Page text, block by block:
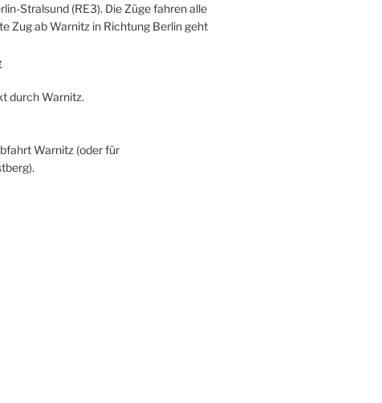
Stralsund (RE3). Die Züge fahren alle
Zug ab Warnitz in Richtung Berlin geht
durch Warnitz.
Warnitz (oder für